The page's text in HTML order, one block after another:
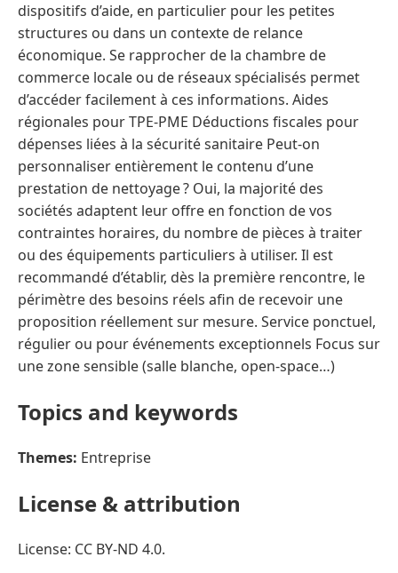
dispositifs d’aide, en particulier pour les petites
structures ou dans un contexte de relance
économique. Se rapprocher de la chambre de
commerce locale ou de réseaux spécialisés permet
d’accéder facilement à ces informations. Aides
régionales pour TPE-PME Déductions fiscales pour
dépenses liées à la sécurité sanitaire Peut-on
personnaliser entièrement le contenu d’une
prestation de nettoyage ? Oui, la majorité des
sociétés adaptent leur offre en fonction de vos
contraintes horaires, du nombre de pièces à traiter
ou des équipements particuliers à utiliser. Il est
recommandé d’établir, dès la première rencontre, le
périmètre des besoins réels afin de recevoir une
proposition réellement sur mesure. Service ponctuel,
régulier ou pour événements exceptionnels Focus sur
une zone sensible (salle blanche, open-space…)
Topics and keywords
Themes: Entreprise
License & attribution
License: CC BY-ND 4.0.